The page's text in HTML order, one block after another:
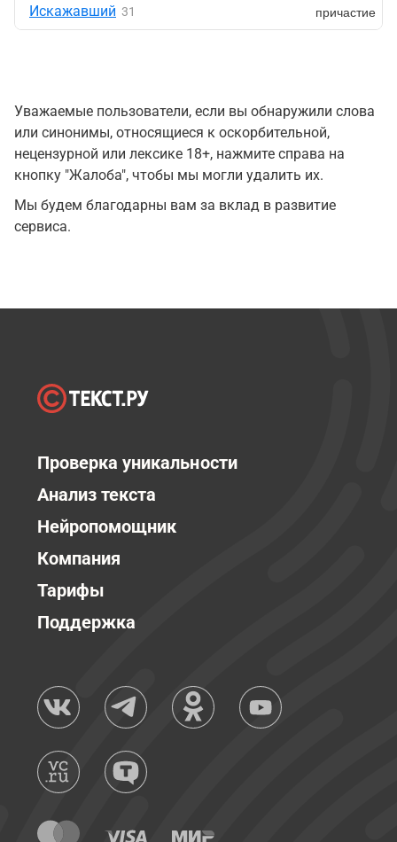
Искажавший 31 причастие
Уважаемые пользователи, если вы обнаружили слова
или синонимы, относящиеся к оскорбительной,
нецензурной или лексике 18+, нажмите справа на
кнопку "Жалоба", чтобы мы могли удалить их.
Мы будем благодарны вам за вклад в развитие
сервиса.
Проверка уникальности
Анализ текста
Нейропомощник
Компания
Тарифы
Поддержка